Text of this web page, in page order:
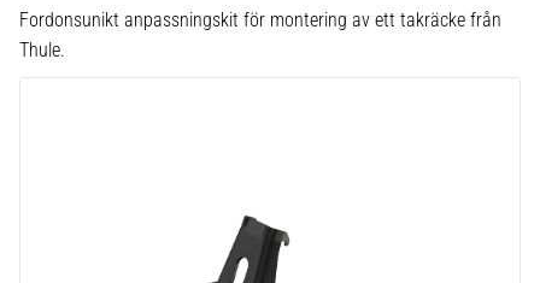
Fordonsunikt anpassningskit för montering av ett takräcke från
Thule.